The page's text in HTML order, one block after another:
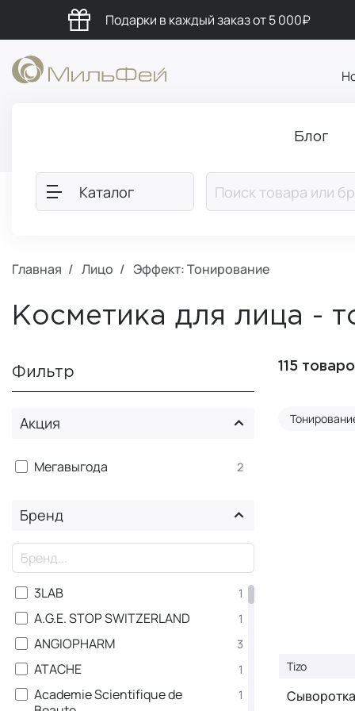
Подарки в каждый заказ от 5 000₽
Блог
Каталог
Главная Лицо Эффект: Тонирование
Косметика для лица -
Фильтр
Акция
Мегавыгода 2
Бренд
3LAB 1
A.G.E. STOP SWITZERLAND 1
ANGIOPHARM 3
ATACHE 1
Academie Scientifique de
1
115
Tizo